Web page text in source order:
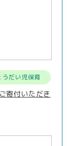
うだい児保育
寄付いただき